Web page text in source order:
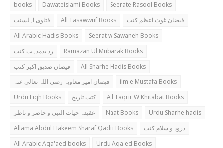
books
Dawateislami Books
Seerate Rasool Books
فتاوی اہلسنت
All Tasawwuf Books
فیضان غوث اعظم کتب
All Arabic Hadis Books
Seerat w Sawaneh Books
رد بدمذہب کتب
Ramazan Ul Mubarak Books
فیضان صدیق اکبر کتب
All Sharhe Hadis Books
فیضان امیر معاویہ رضی اللہ تعالی عنہ
ilm e Mustafa Books
Urdu Fiqh Books
کتب تاریخ
All Taqrir W Khitabat Books
عقیدہ حیات النبی و حاضر و ناظر
Naat Books
Urdu Sharhe hadis
Allama Abdul Hakeem Sharaf Qadri Books
درود و سلام کتب
All Arabic Aqa'aed books
Urdu Aqa'ed Books